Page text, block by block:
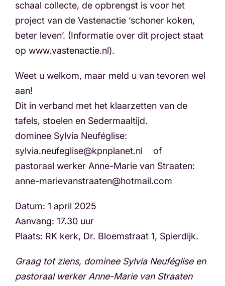
schaal collecte, de opbrengst is voor het
project van de Vastenactie ‘schoner koken,
beter leven’. (Informatie over dit project staat
op www.vastenactie.nl).
Weet u welkom, maar meld u van tevoren wel
aan!
Dit in verband met het klaarzetten van de
tafels, stoelen en Sedermaaltijd.
dominee Sylvia Neuféglise:
sylvia.neufeglise@kpnplanet.nl of
pastoraal werker Anne-Marie van Straaten:
anne-marievanstraaten@hotmail.com
Datum: 1 april 2025
Aanvang: 17.30 uur
Plaats: RK kerk, Dr. Bloemstraat 1, Spierdijk.
Graag tot ziens, dominee Sylvia Neuféglise en
pastoraal werker Anne-Marie van Straaten